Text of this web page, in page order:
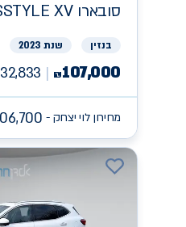
סובארוXV
בנזין שנת 2023
₪107,000
32,833
מחירון לוי יצחק -